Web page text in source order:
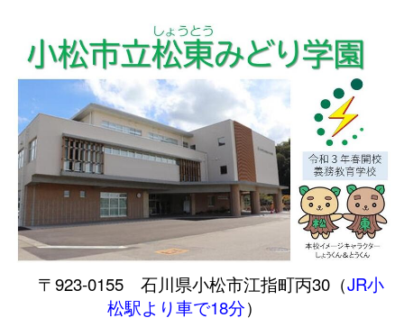
〒923-0155 石川県小松市江指町丙30（JR小
松駅より車で18分）